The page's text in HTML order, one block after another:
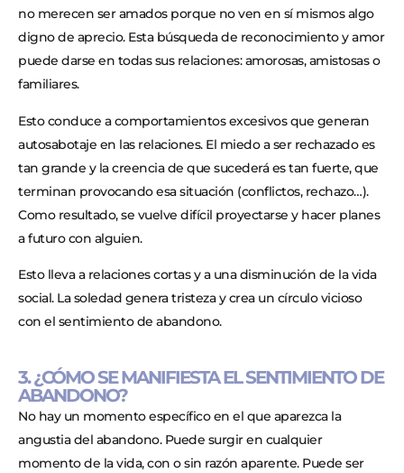
no merecen ser amados porque no ven en sí mismos algo
digno de aprecio. Esta búsqueda de reconocimiento y amor
puede darse en todas sus relaciones: amorosas, amistosas o
familiares.
Esto conduce a comportamientos excesivos que generan
autosabotaje en las relaciones. El miedo a ser rechazado es
tan grande y la creencia de que sucederá es tan fuerte, que
terminan provocando esa situación (conflictos, rechazo…).
Como resultado, se vuelve difícil proyectarse y hacer planes
a futuro con alguien.
Esto lleva a relaciones cortas y a una disminución de la vida
social. La soledad genera tristeza y crea un círculo vicioso
con el sentimiento de abandono.
3. ¿CÓMO SE MANIFIESTA EL SENTIMIENTO DE
ABANDONO?
No hay un momento específico en el que aparezca la
angustia del abandono. Puede surgir en cualquier
momento de la vida, con o sin razón aparente. Puede ser